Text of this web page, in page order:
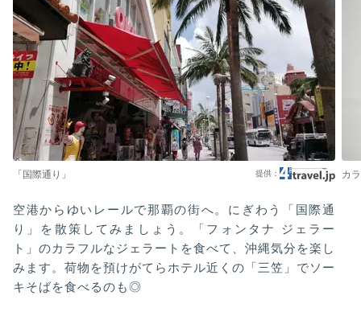
「国際通り」 カ
空港からゆいレールで那覇の街へ。にぎわう「国際通
り」を散策してみましょう。「フォンタナ ジェラー
ト」のカラフルなジェラートを食べて、沖縄気分を楽し
みます。荷物を預けがてらホテル近くの「三笠」でソー
キそばを食べるのも◎